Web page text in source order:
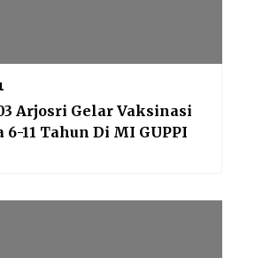
Arjosri Gelar Vaksinasi
11 Tahun Di MI GUPPI